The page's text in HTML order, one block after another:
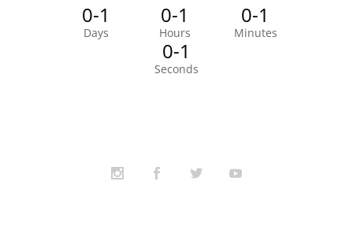
0-1
Days
0-1
Hours
0-1
Minutes
0-1
Seconds